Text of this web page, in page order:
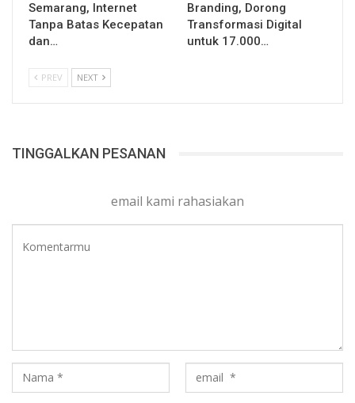
Semarang, Internet
Tanpa Batas Kecepatan
dan…
Branding, Dorong
Transformasi Digital
untuk 17.000…
PREV NEXT
TINGGALKAN PESANAN
email kami rahasiakan